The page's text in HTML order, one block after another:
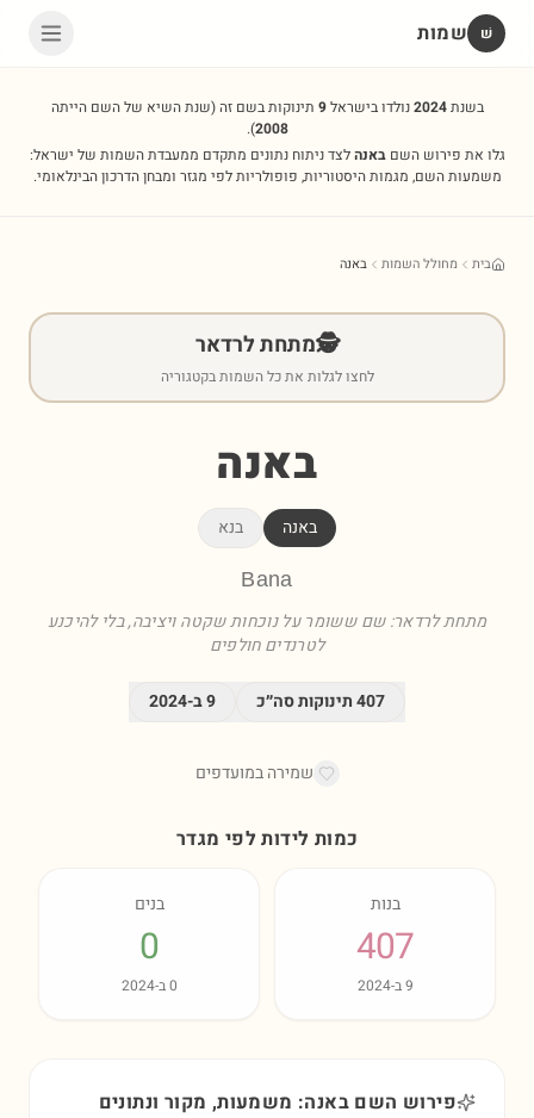
שׁ שמות
בשנת2024נולדו בישראל9 תינוקות בשם זה(שנת השיא של השם הייתה
2008
).
גלו את פירוש השםבאנהלצד ניתוח נתונים מתקדם ממעבדת השמות של ישראל:
משמעות השם, מגמות היסטוריות, פופולריות לפי מגזר ומבחן הדרכון הבינלאומי.
בית מחולל השמות באנה
🕵️מתחת לרדאר
לחצו לגלות את כל השמות בקטגוריה
באנה
באנה בנא
Bana
מתחת לרדאר: שם ששומר על נוכחות שקטה ויציבה, בלי להיכנע
לטרנדים חולפים
407תינוקות סה״כ 9ב-2024
שמירה במועדפים
כמות לידות לפי מגדר
בנות
407
9ב-2024
בנים
0
0ב-2024
פירוש השם באנה: משמעות, מקור ונתונים